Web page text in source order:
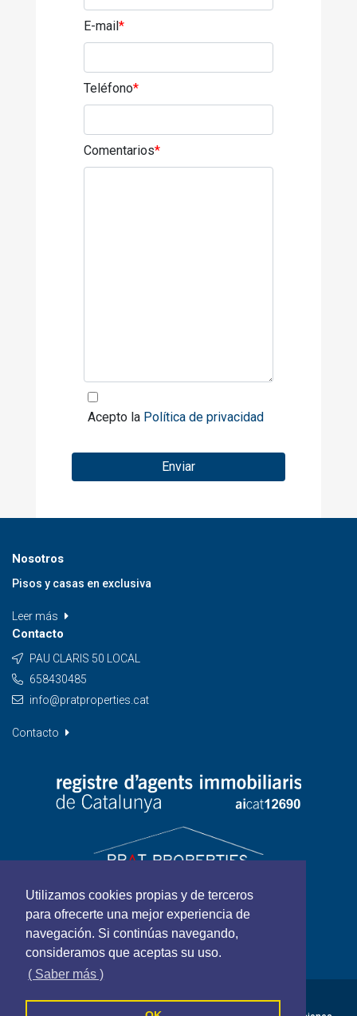
Utilizamos cookies propias y de terceros
para ofrecerte una mejor experiencia de
navegación. Si continúas navegando,
consideramos que aceptas su uso.
( Saber más )
E-mail*
Teléfono*
Comentarios*
Acepto la Política de privacidad
Enviar
Nosotros
Pisos y casas en exclusiva
Leer más
Contacto
PAU CLARIS 50 LOCAL
658430485
info@pratproperties.cat
Contacto
PRAT PROPERTIES - Todos los derechos reservados